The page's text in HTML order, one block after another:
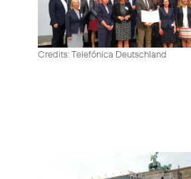
Credits: Telefónica Deutschland